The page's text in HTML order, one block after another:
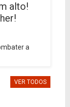
alto!
a
VER TODOS